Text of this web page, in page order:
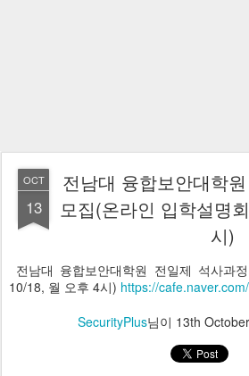
OCT
13
전남대 융합보안대학
모집(온라인 입학설명
시)
전남대 융합보안대학원 전일제 석사과
10/18, 월 오후 4시) https://
SecurityPlus님이 13th